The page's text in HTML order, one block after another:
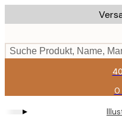
to
content.
Suche Produkt, Name,
0
▸